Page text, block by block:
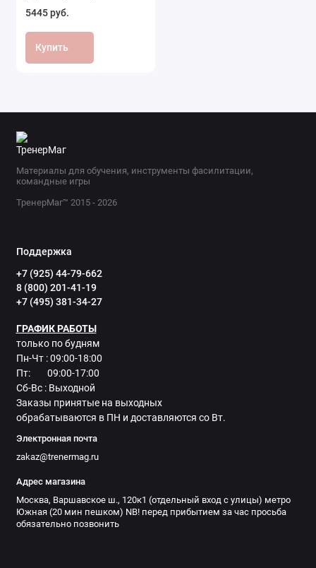
5445 руб.
Купить
Материалы для обучения, инструменты фасилитации,
командные игры
ТренерМаг™ 2015 - 2026
Поддержка
+7 (925) 44-79-662
8 (800) 201-41-19
+7 (495) 381-34-27
ГРАФИК РАБОТЫ
только по будням
Пн-Чт : 09:00-18:00
Пт: 09:00-17:00
Сб-Вс : Выходной
Заказы принятые на выходных
обрабатываются в ПН и доставляются со Вт.
Электронная почта
zakaz@trenermag.ru
Адрес магазина
Москва, Варшавское ш., 120к1 (отдельный вход с улицы) метро
Южная (20 мин пешком) NB! перед прибытием за час просьба
обязательно позвонить